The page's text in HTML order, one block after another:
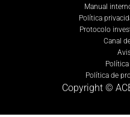
Manual
Política
Protocolo
Canal
Política de
Copyright ©